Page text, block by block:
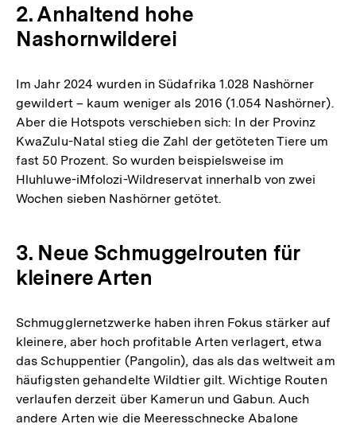
2. Anhaltend hohe
Nashornwilderei
Im Jahr 2024 wurden in Südafrika 1.028 Nashörner
gewildert – kaum weniger als 2016 (1.054 Nashörner).
Aber die Hotspots verschieben sich: In der Provinz
KwaZulu-Natal stieg die Zahl der getöteten Tiere um
fast 50 Prozent. So wurden beispielsweise im
Hluhluwe-iMfolozi-Wildreservat innerhalb von zwei
Wochen sieben Nashörner getötet.
3. Neue Schmuggelrouten für
kleinere Arten
Schmugglernetzwerke haben ihren Fokus stärker auf
kleinere, aber hoch profitable Arten verlagert, etwa
das Schuppentier (Pangolin), das als das weltweit am
häufigsten gehandelte Wildtier gilt. Wichtige Routen
verlaufen derzeit über Kamerun und Gabun. Auch
andere Arten wie die Meeresschnecke Abalone